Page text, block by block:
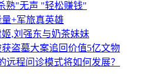
熟"无声 "轻松赚钱"
+军旅真英雄
,刘强东与奶茶妹妹
盗墓大案追回价值5亿文物
远程问诊模式将如何发展？